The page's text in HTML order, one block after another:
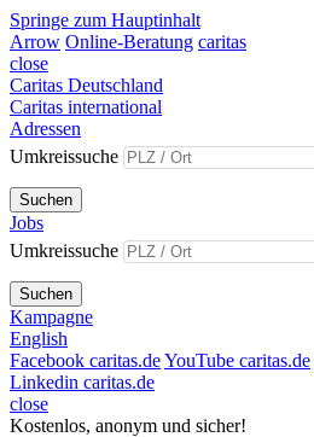
Springe zum Hauptinhalt
Arrow Online-Beratung caritas
close
Caritas Deutschland
Caritas international
Adressen
Umkreissuche
Suchen
Jobs
Umkreissuche
Suchen
Kampagne
English
Facebook caritas.deYouTube caritas.de
Linkedin caritas.de
close
Kostenlos, anonym und sicher!